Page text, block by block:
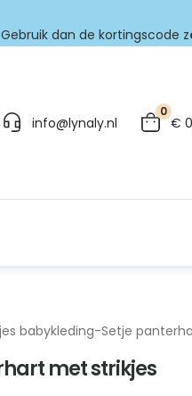
dan de kortingscode z
info@lynaly.nl
0
€
babykleding-Setje
met strikjes